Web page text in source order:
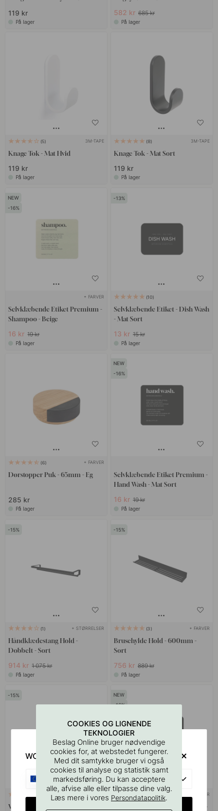
119 kr
På lager
582 kr 685 kr
På lager
5 3M-TAPE
Knage Tok - Mat Hvid
119 kr
På lager
8 3M-TAPE
Knage Tok - Mat Sort
119 kr
På lager
16
+ FARVER
Selvklæbende Etiket Premium -
Shampoo - Beige
16 kr 19 kr
På lager
13
10
Selvklæbende Etiket - Dish Wash
- Mat Sort
13 kr 15 kr
På lager
6 + FARVER
Dørstopper Puk - 65mm - Eg
285 kr
På lager
16
Selvklæbende Etiket Premium -
Hand Wash - Mat Sort
16 kr 19 kr
På lager
15
1 + STØRRELSER
Håndklædestang Hold -
Dobbelt - Sort
914 kr 1 075 kr
På lager
15
3 + FARVER
Brusehylde Hold - 600mm -
Sort
756 kr 889 kr
På lager
15
+ STØRRELSER
Væghylde Hold - Hvid
16
+ FARVER
Selvklæbende Etiket Premium -
COOKIES OG LIGNENDE
TEKNOLOGIER
Beslag Online bruger nødvendige
cookies for, at webstedet fungerer.
Med dit samtykke bruger vi også
cookies til analyse og statistik samt
markedsføring. Du kan acceptere
alle, afvise alle eller tilpasse dine valg.
Læs mere i vores Persondatapolitik.
WOULD YOU RATHER VISIT?
EU